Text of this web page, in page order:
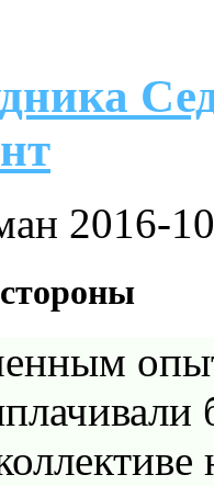
2016-